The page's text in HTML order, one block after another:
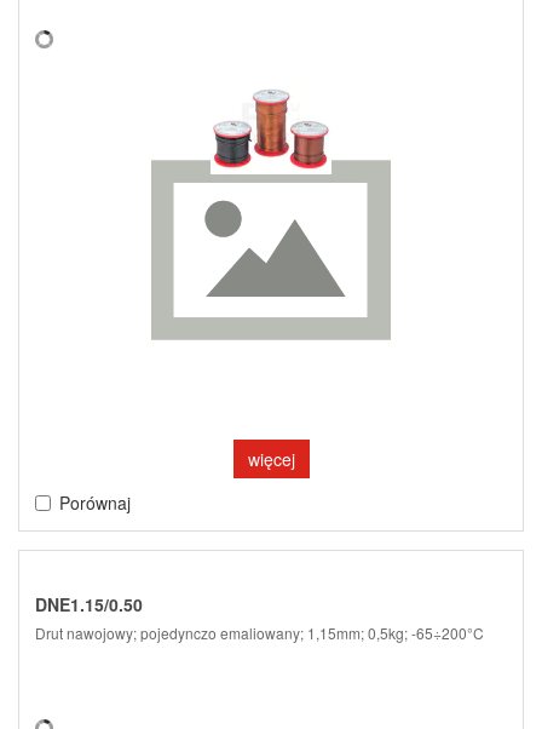
więcej
Porównaj
DNE1.15/0.50
Drut nawojowy; pojedynczo emaliowany; 1,15mm; 0,5kg; -65÷200°C